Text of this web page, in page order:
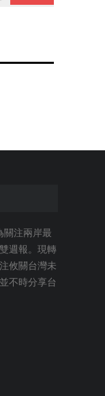
關注兩岸最
週報。現轉
攸關台灣未
不時分享台